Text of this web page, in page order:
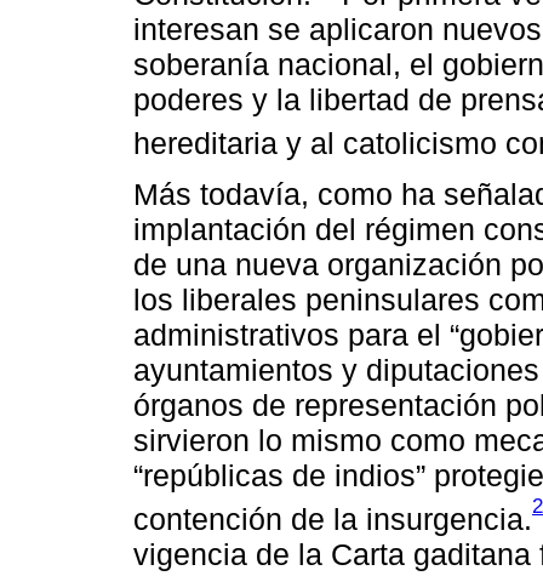
interesan se aplicaron
soberanía nacional, el
poderes y la libertad de
hereditaria y al catolicismo
Más todavía, como ha
implantación del régimen
de una nueva organización
los liberales peninsulares
administrativos para el
ayuntamientos y
órganos de representación
sirvieron lo mismo como
“repúblicas de indios”
contención de la insurgencia.
vigencia de la Carta